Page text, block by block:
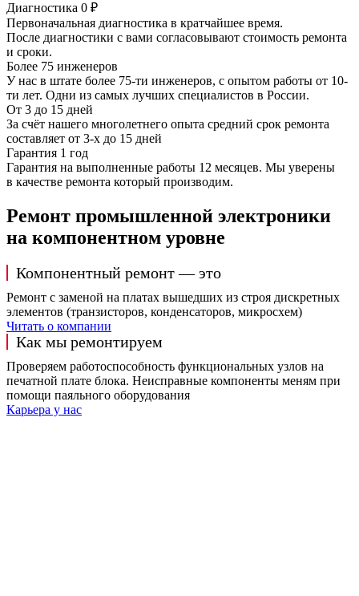
Диагностика 0 ₽
Первоначальная диагностика в кратчайшее время.
После диагностики с вами согласовывают стоимость ремонта
и сроки.
Более 75 инженеров
У нас в штате более 75-ти инженеров, с опытом работы от 10-
ти лет. Одни из самых лучших специалистов в России.
От 3 до 15 дней
За счёт нашего многолетнего опыта средний срок ремонта
составляет от 3-х до 15 дней
Гарантия 1 год
Гарантия на выполненные работы 12 месяцев. Мы уверены
в качестве ремонта который производим.
Ремонт промышленной электроники
на компонентном уровне
Компонентный ремонт — это
Ремонт с заменой на платах вышедших из строя дискретных
элементов (транзисторов, конденсаторов, микросхем)
Читать о компании
Как мы ремонтируем
Проверяем работоспособность функциональных узлов на
печатной плате блока. Неисправные компоненты меням при
помощи паяльного оборудования
Карьера у нас